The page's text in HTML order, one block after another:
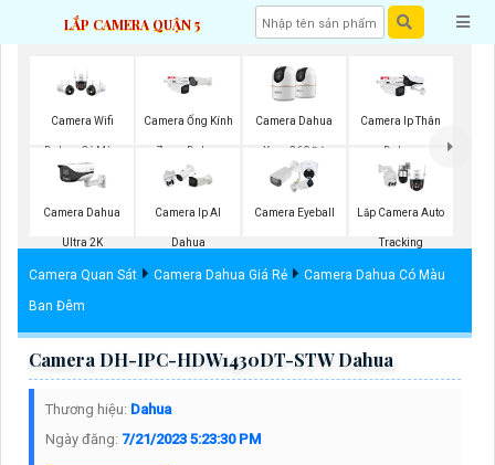
LẮP CAMERA QUẬN 5
Camera Wifi
Dahua Có Màu
Ban Đêm
Camera Ống Kính
Zoom Dahua
Camera Dahua
Xoay 360 Độ
Camera Ip Thân
Dahua
Camera Dahua
Ultra 2K
Camera Ip AI
Dahua
Camera Eyeball Lắp Camera Auto
Tracking
Camera Quan Sát Camera Dahua Giá Rẻ
Camera Dahua Có Màu
Ban Đêm
Camera DH-IPC-HDW1430DT-STW Dahua
Thương hiệu: Dahua
Ngày đăng: 7/21/2023 5:23:30 PM